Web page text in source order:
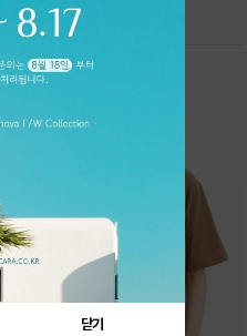
핏 강연티셔츠
한 착용감을 선사하며, 자연스럽게 떨어지는 실루
엣이 편안하며 ★도회적인 무드로 루즈하게 단독
65,000원
30,000
닫기